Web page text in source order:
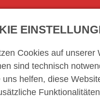
DETAILANSICHT
Cookies auf unserer
sind technisch
uns helfen, diese